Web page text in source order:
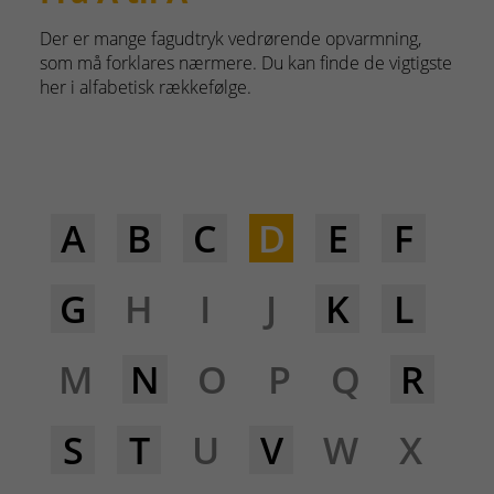
Der er mange fagudtryk vedrørende opvarmning,
som må forklares nærmere. Du kan finde de vigtigste
her i alfabetisk rækkefølge.
A B C D E
F
G
H I J K
L
M
N O P Q
R
S
T U V W
X